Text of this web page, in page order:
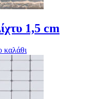
1,5 cm
καλάθι